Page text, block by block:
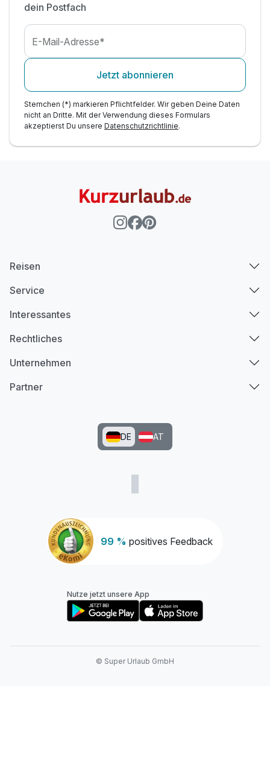
dein Postfach
E-Mail-Adresse*
Jetzt abonnieren
Sternchen (*) markieren Pflichtfelder. Wir geben Deine Daten
nicht an Dritte. Mit der Verwendung dieses Formulars
akzeptierst Du unsere Datenschutzrichtlinie.
99 % positives Feedback
Reisen
Service
Interessantes
Rechtliches
Unternehmen
Partner
DE AT
Nutze jetzt unsere App
© Super Urlaub GmbH